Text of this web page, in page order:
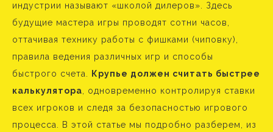
индустрии называют «школой дилеров». Здесь
будущие мастера игры проводят сотни часов,
оттачивая технику работы с фишками (чиповку),
правила ведения различных игр и способы
быстрого счета.
Крупье должен считать быстрее
калькулятора , одновременно контролируя ставки
всех игроков и следя за безопасностью игрового
процесса. В этой статье мы подробно разберем, из